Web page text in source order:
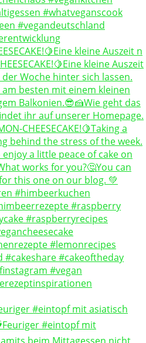
kleine Auszeit n
#eintopf mit asiatisch